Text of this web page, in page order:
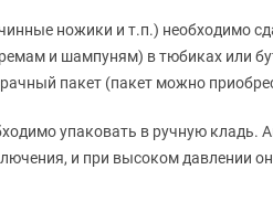
ножики и т.п.) необходимо
и шампуням) в тюбиках или
пакет (пакет можно
упаковать в ручную кладь.
и при высоком давлении